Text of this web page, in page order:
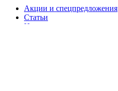
Акции и спецпредложения
Статьи
Новости